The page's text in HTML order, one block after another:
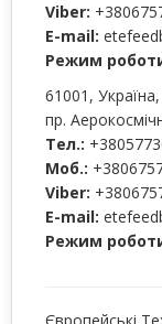
Viber:
E-mail:
Режим
61001 ,
пр.
Тел.:
Моб.:
Viber:
E-mail:
Режим